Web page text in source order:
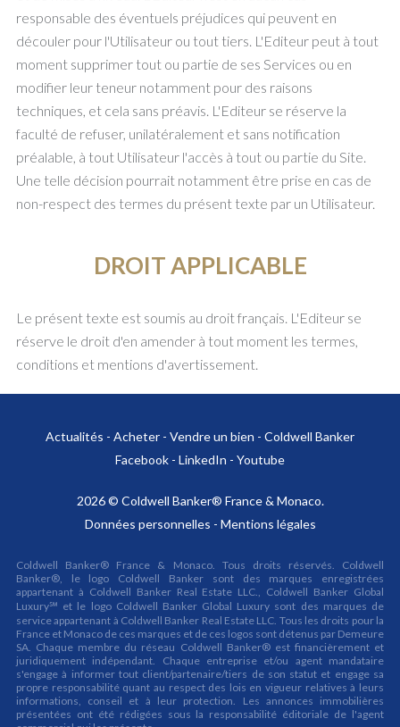
responsable des éventuels préjudices qui peuvent en
découler pour l'Utilisateur ou tout tiers. L'Editeur peut à tout
moment supprimer tout ou partie de ses Services ou en
modifier leur teneur notamment pour des raisons
techniques, et cela sans préavis. L'Editeur se réserve la
faculté de refuser, unilatéralement et sans notification
préalable, à tout Utilisateur l'accès à tout ou partie du Site.
Une telle décision pourrait notamment être prise en cas de
non-respect des termes du présent texte par un Utilisateur.
DROIT APPLICABLE
Le présent texte est soumis au droit français. L'Editeur se
réserve le droit d'en amender à tout moment les termes,
conditions et mentions d'avertissement.
Actualités - Acheter - Vendre un bien - Coldwell Banker
Facebook - LinkedIn - Youtube
2026 © Coldwell Banker® France & Monaco.
Données personnelles - Mentions légales
Coldwell Banker® France & Monaco. Tous droits réservés. Coldwell
Banker®, le logo Coldwell Banker sont des marques enregistrées
appartenant à Coldwell Banker Real Estate LLC., Coldwell Banker Global
Luxury℠ et le logo Coldwell Banker Global Luxury sont des marques de
service appartenant à Coldwell Banker Real Estate LLC. Tous les droits pour la
France et Monaco de ces marques et de ces logos sont détenus par Demeure
SA. Chaque membre du réseau Coldwell Banker® est financièrement et
juridiquement indépendant. Chaque entreprise et/ou agent mandataire
s'engage à informer tout client/partenaire/tiers de son statut et engage sa
propre responsabilité quant au respect des lois en vigueur relatives à leurs
informations, conseil et à leur protection. Les annonces immobilières
présentées ont été rédigées sous la responsabilité éditoriale de l'agent